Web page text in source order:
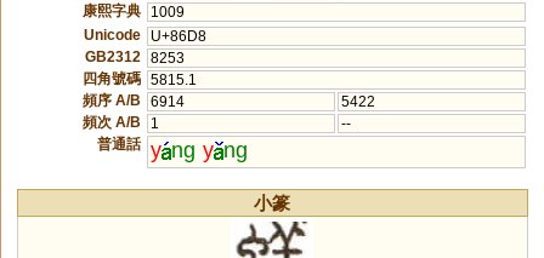
康熙字典
1009
Unicode
U+86D8
GB2312
8253
四角號碼 5815.1
頻序 A/B
6914
5422
頻次 A/B
1
--
普通話 y ng y ng
小篆